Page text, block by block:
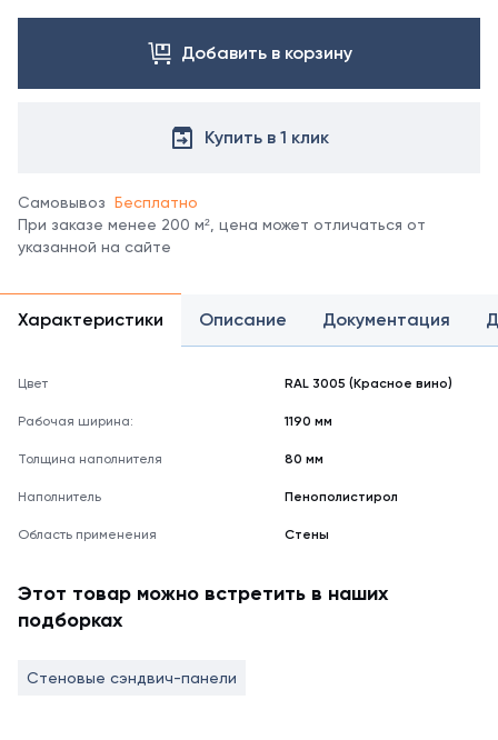
цвета
в
цветов
отображение
цвета
на
может
не
Добавить в корзину
Купить в 1 клик
Самовывоз Бесплатно
При заказе менее 200 м², цена может отличаться от
указанной на сайте
Характеристики Описание Документация
Цвет RAL 3005 (Красное вино)
Рабочая ширина: 1190 мм
Толщина наполнителя 80 мм
Наполнитель Пенополистирол
Область применения Стены
Этот товар можно встретить в наших
подборках
Стеновые сэндвич-панели